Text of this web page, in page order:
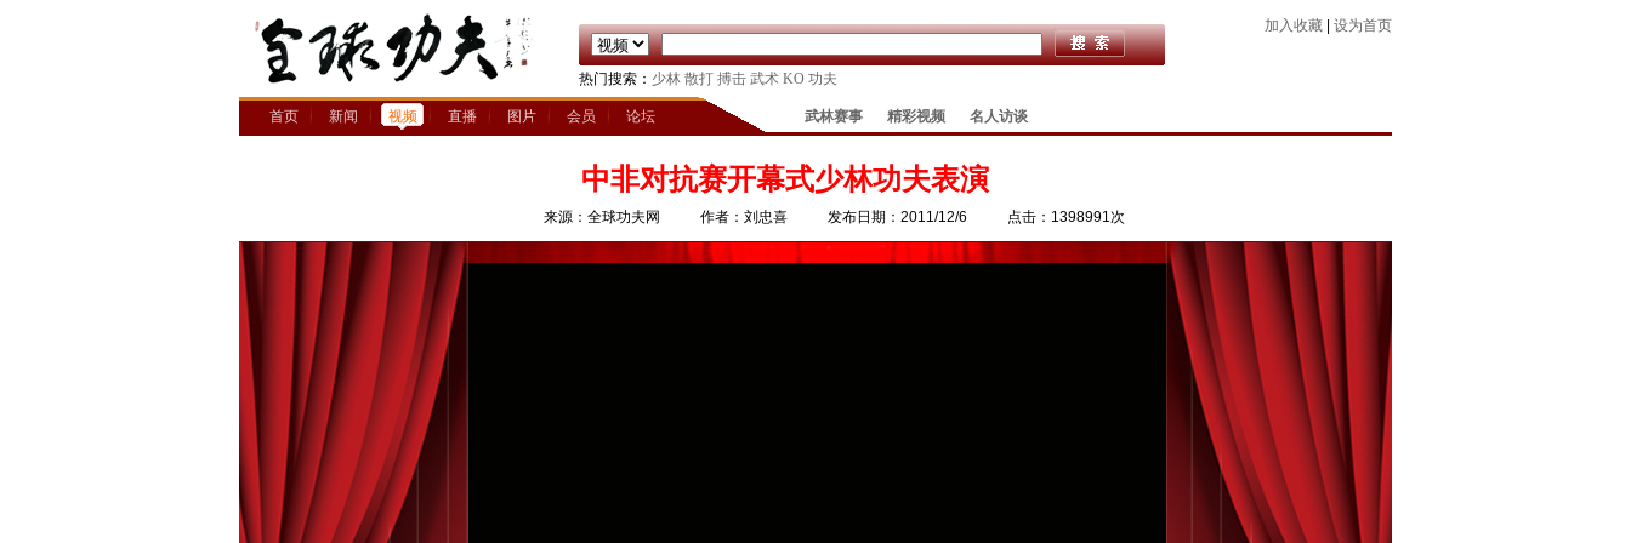
热门搜索： 少林 散打 搏击 武术 KO 功夫
加入收藏 设为首页
首页 新闻 视频 直播 图片 会员 论坛 武林赛事 精彩视频 名人访谈
中非对抗赛开幕式少林功夫表演
来源：全球功夫网 作者：刘忠喜 发布日期：2011/12/6 点击：1398991次